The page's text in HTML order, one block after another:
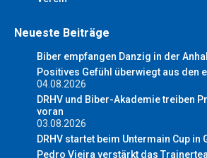
Neueste Beiträge
Biber empfangen Danzig in der
Positives Gefühl überwiegt aus den
04.08.2026
DRHV und Biber-Akademie treiben
voran
03.08.2026
DRHV startet beim Untermain Cup
Pedro Vieira verstärkt das